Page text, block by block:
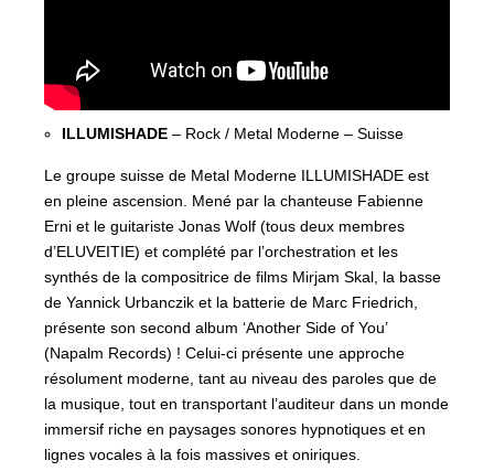
ILLUMISHADE – Rock / Metal Moderne – Suisse
Le groupe suisse de Metal Moderne ILLUMISHADE est
en pleine ascension. Mené par la chanteuse Fabienne
Erni et le guitariste Jonas Wolf (tous deux membres
d’ELUVEITIE) et complété par l’orchestration et les
synthés de la compositrice de films Mirjam Skal, la basse
de Yannick Urbanczik et la batterie de Marc Friedrich,
présente son second album ‘Another Side of You’
(Napalm Records) ! Celui-ci présente une approche
résolument moderne, tant au niveau des paroles que de
la musique, tout en transportant l’auditeur dans un monde
immersif riche en paysages sonores hypnotiques et en
lignes vocales à la fois massives et oniriques.